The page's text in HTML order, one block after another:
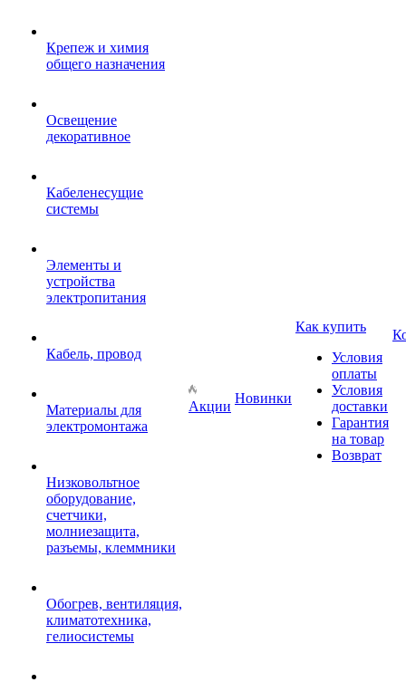
Крепеж и химия
общего назначения
Освещение
декоративное
Кабеленесущие
системы
Элементы и
устройства
электропитания
Кабель, провод
Материалы для
электромонтажа
Низковольтное
оборудование,
счетчики,
молниезащита,
разъемы, клеммники
Обогрев, вентиляция,
климатотехника,
гелиосистемы
Акции
Новинки
Как купить
Условия
оплаты
Условия
доставки
Гарантия
на товар
Возврат